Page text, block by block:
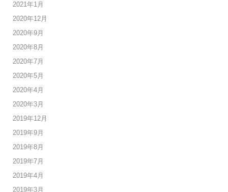
2021年1月
2020年12月
2020年9月
2020年8月
2020年7月
2020年5月
2020年4月
2020年3月
2019年12月
2019年9月
2019年8月
2019年7月
2019年4月
2019年3月